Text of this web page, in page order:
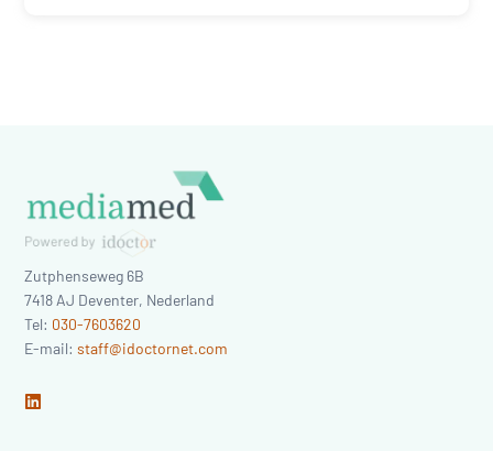
Zutphenseweg 6B
7418 AJ Deventer, Nederland
Tel: 030-7603620
E-mail:staff@idoctornet.com